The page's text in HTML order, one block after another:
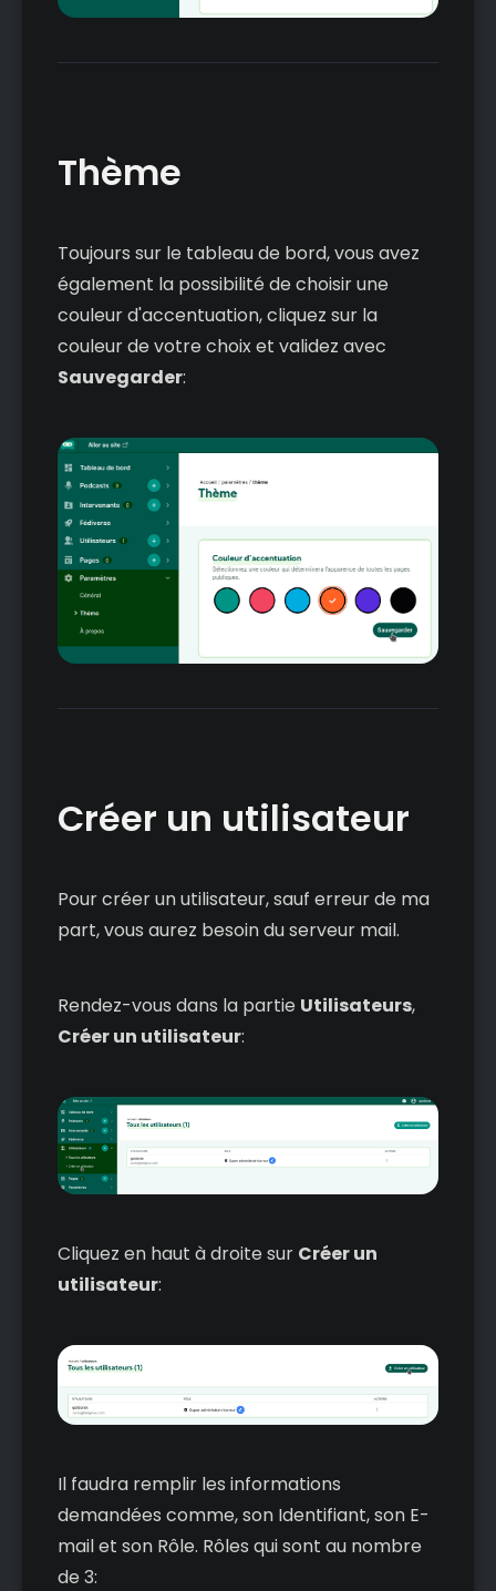
Thème
Toujours sur le tableau de bord, vous avez
également la possibilité de choisir une
couleur d'accentuation, cliquez sur la
couleur de votre choix et validez avec
Sauvegarder:
Créer un utilisateur
Pour créer un utilisateur, sauf erreur de ma
part, vous aurez besoin du serveur mail.
Rendez-vous dans la partie Utilisateurs,
Créer un utilisateur:
Cliquez en haut à droite sur Créer un
utilisateur:
Il faudra remplir les informations
demandées comme, son Identifiant, son E-
mail et son Rôle. Rôles qui sont au nombre
de 3: